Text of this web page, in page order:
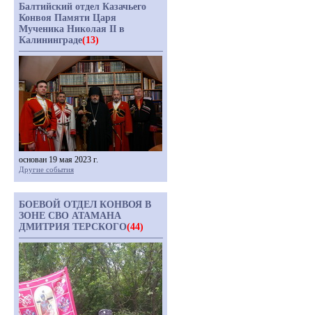
Балтийский отдел Казачьего
Конвоя Памяти Царя
Мученика Николая II в
Калининграде(13)
основан 19 мая 2023 г.
Другие события
БОЕВОЙ ОТДЕЛ КОНВОЯ В
ЗОНЕ СВО АТАМАНА
ДМИТРИЯ ТЕРСКОГО(44)